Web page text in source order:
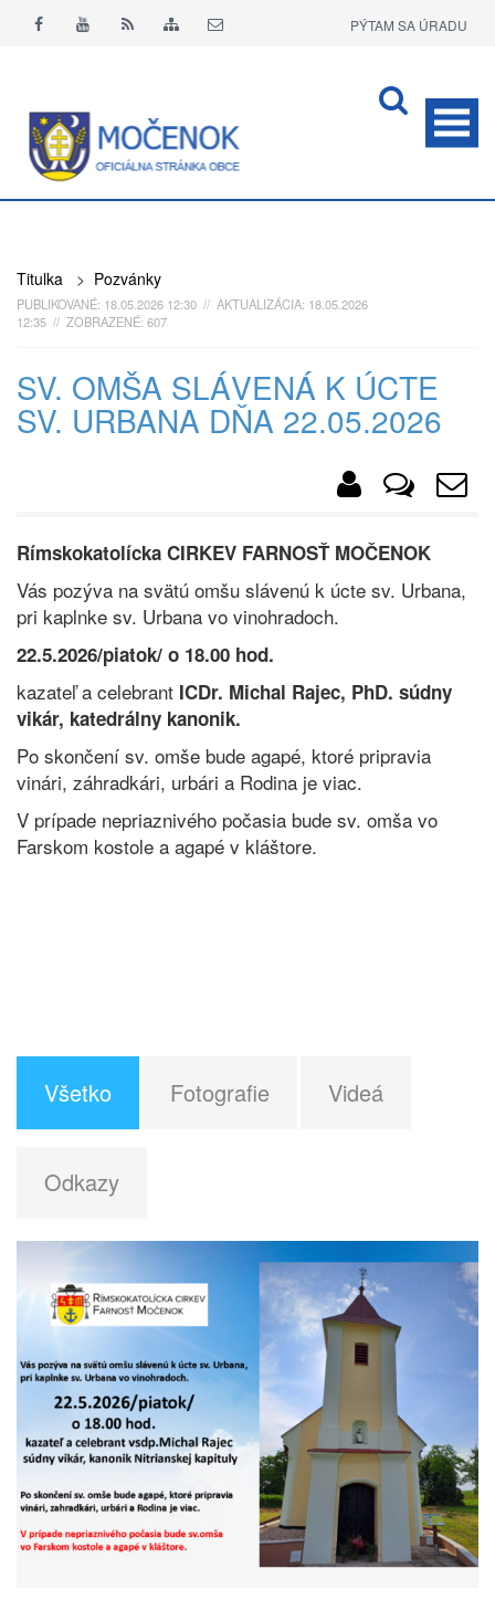
PÝTAM SA ÚRADU
Titulka > Pozvánky
PUBLIKOVANÉ: 18.05.2026 12:30 // AKTUALIZÁCIA: 18.05.2026
12:35 // ZOBRAZENÉ: 607
SV. OMŠA SLÁVENÁ K ÚCTE
SV. URBANA DŇA 22.05.2026
Rímskokatolícka CIRKEV FARNOSŤ MOČENOK
Vás pozýva na svätú omšu slávenú k úcte sv. Urbana,
pri kaplnke sv. Urbana vo vinohradoch.
22.5.2026/piatok/ o 18.00 hod.
kazateľ a celebrant ICDr. Michal Rajec, PhD. súdny
vikár, katedrálny kanonik.
Po skončení sv. omše bude agapé, ktoré pripravia
vinári, záhradkári, urbári a Rodina je viac.
V prípade nepriaznivého počasia bude sv. omša vo
Farskom kostole a agapé v kláštore.
Všetko Fotografie Videá
Odkazy